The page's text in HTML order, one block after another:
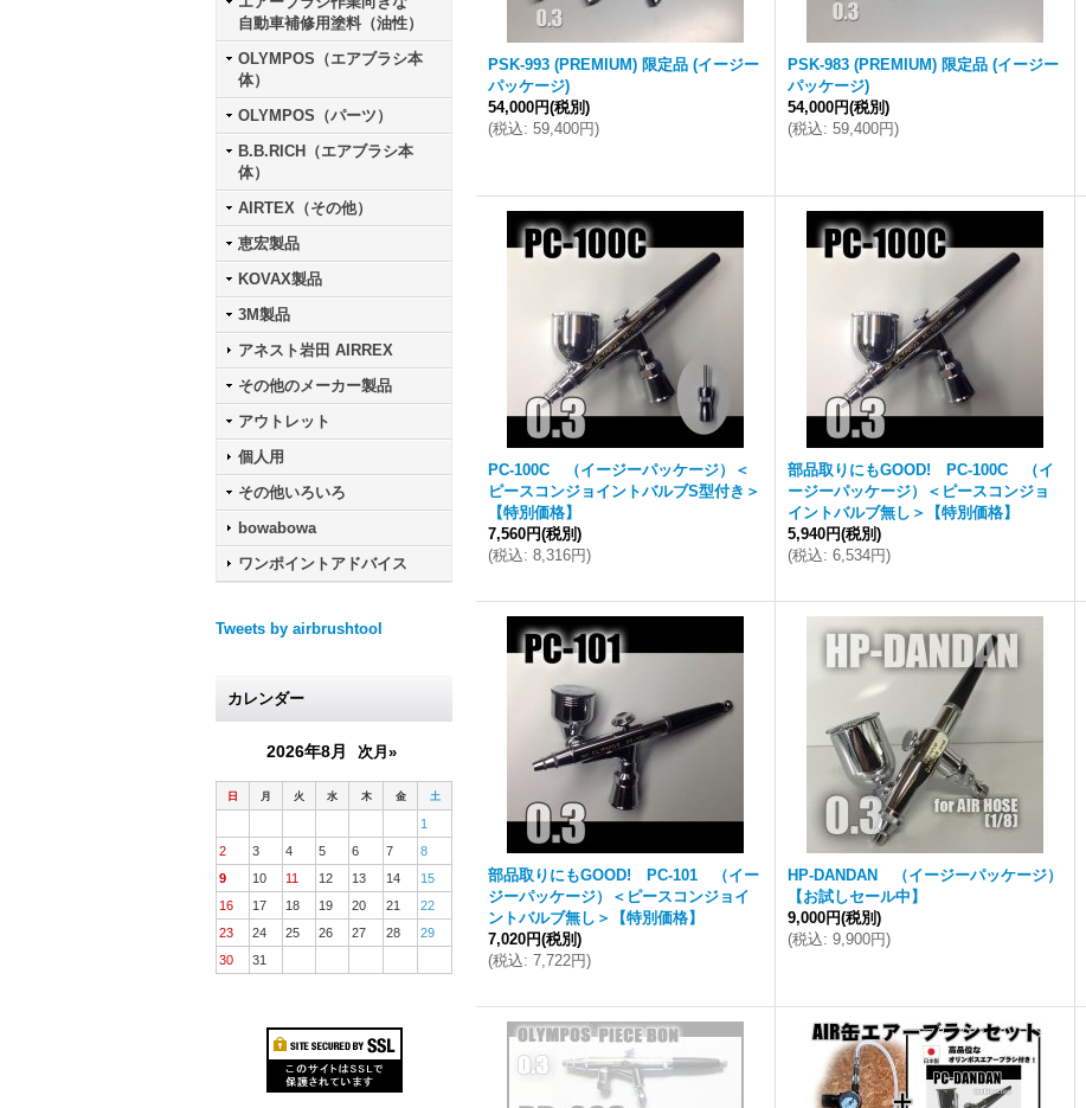
自動車補修用塗料（油性）
OLYMPOS（エアブラシ本
体）
OLYMPOS（パーツ）
B.B.RICH（エアブラシ本
体）
AIRTEX（その他）
恵宏製品
KOVAX製品
3M製品
アネスト岩田 AIRREX
その他のメーカー製品
アウトレット
個人用
その他いろいろ
bowabowa
ワンポイントアドバイス
Tweets by airbrushtool
カレンダー
2026年8月 次月»
日 月 火 水 木 金 土
1
2
3 4 5 6 7
8
9
10 11 12 13 14
15
16
17 18 19 20 21
22
23
24 25 26 27 28
29
30
31
PSK-993 (PREMIUM) 限定品 (イージー
パッケージ)
54,000円(税別)
(税込: 59,400円)
PSK-983 (PREMIUM) 限定品 (イージー
パッケージ)
54,000円(税別)
(税込: 59,400円)
PC-100C （イージーパッケージ）＜
ピースコンジョイントバルブS型付き＞
【特別価格】
7,560円(税別)
(税込: 8,316円)
部品取りにもGOOD! PC-100C （イ
ージーパッケージ）＜ピースコンジョ
イントバルブ無し＞【特別価格】
5,940円(税別)
(税込: 6,534円)
部品取りにもGOOD! PC-101 （イー
ジーパッケージ）＜ピースコンジョイ
ントバルブ無し＞【特別価格】
7,020円(税別)
(税込: 7,722円)
HP-DANDAN （イージーパッケージ）
【お試しセール中】
9,000円(税別)
(税込: 9,900円)